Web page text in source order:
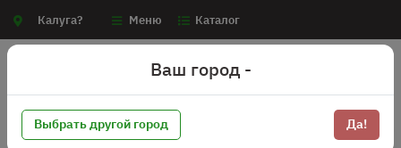
Калуга? Меню Каталог
Ваш город -
Выбрать другой город Да!